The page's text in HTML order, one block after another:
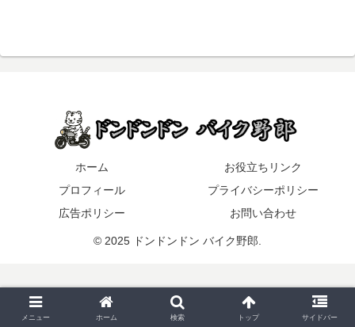
ホーム
お役立ちリンク
プロフィール
プライバシーポリシー
広告ポリシー
お問い合わせ
© 2025 ドンドンドン バイク野郎.
メニュー ホーム 検索 トップ サイドバー